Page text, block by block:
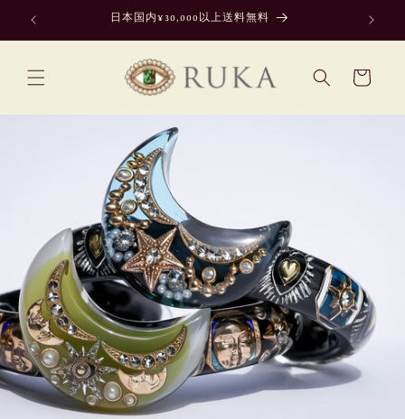
Skip to
content
日本国内¥30,000以上送料無料
Cart